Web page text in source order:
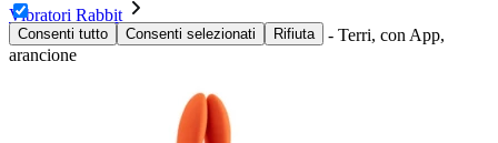
Consenti tutto Consenti selezionati Rifiuta
Vibratori Rabbit
Vibratore Rabbit con Lingua HoneyPlayBox - Terri, con App,
arancione